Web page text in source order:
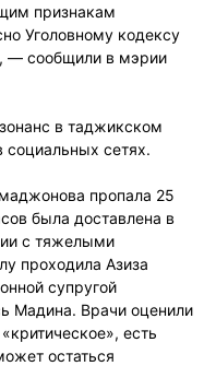
признакам
Уголовному кодексу
— сообщили в мэрии
в таджикском
сетях.
пропала 25
была доставлена в
с тяжелыми
проходила Азиза
супругой
Мадина. Врачи оценили
есть
остаться